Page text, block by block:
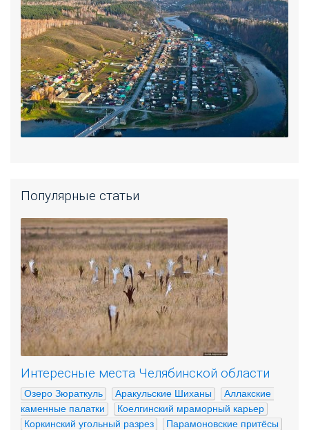
Популярные статьи
Интересные места Челябинской области
Озеро Зюраткуль Аракульские Шиханы
Аллакские
каменные палатки
Коелгинский мраморный карьер
Коркинский угольный разрез
Парамоновские притёсы